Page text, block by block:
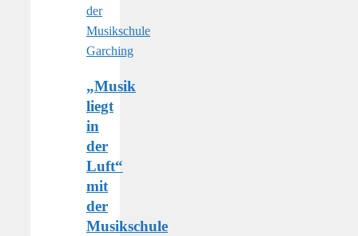
„Musik
liegt
in
der
Luft“
mit
der
Musikschule